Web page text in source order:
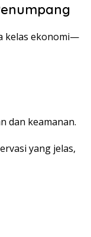
kelas ekonomi—
dan keamanan.
yang jelas,